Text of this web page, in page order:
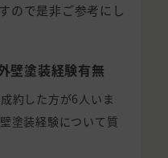
ので是非ご参考にし
壁塗装経験有無
約した方が6人いま
塗装経験について質